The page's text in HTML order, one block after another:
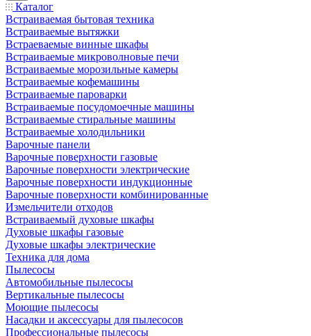
Каталог
Встраиваемая бытовая техника
Встраиваемые вытяжки
Встраеваемые винные шкафы
Встраиваемые микроволновые печи
Встраиваемые морозильные камеры
Встраиваемые кофемашины
Встраиваемые пароварки
Встраиваемые посудомоечные машины
Встраиваемые стиральные машины
Встраиваемые холодильники
Варочные панели
Варочные поверхности газовые
Варочные поверхности электрические
Варочные поверхности индукционные
Варочные поверхности комбинированные
Измельчители отходов
Встраиваемый духовые шкафы
Духовые шкафы газовые
Духовые шкафы электрические
Техника для дома
Пылесосы
Автомобильные пылесосы
Вертикальные пылесосы
Моющие пылесосы
Насадки и аксессуары для пылесосов
Профессиональные пылесосы